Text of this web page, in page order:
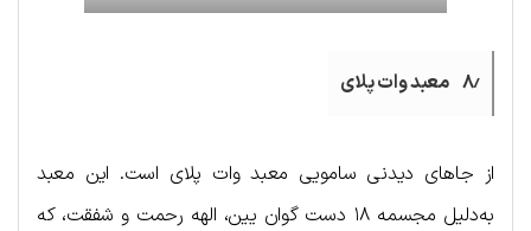
۸٫ معبد وات پلای
از جاهای دیدنی سامویی معبد وات پلای است. این معبد
به‌دلیل مجسمه ۱۸ دست گوان یین، الهه رحمت و شفقت، که